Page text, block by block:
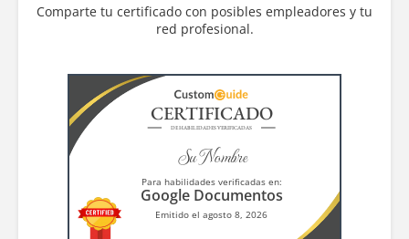
Comparte tu certificado con posibles empleadores y tu
red profesional.
CERTIFICADO
DE HABILIDADES VERIFICADAS
Su Nombre
Para habilidades verificadas en:
Google Documentos
Emitido el agosto 8, 2026